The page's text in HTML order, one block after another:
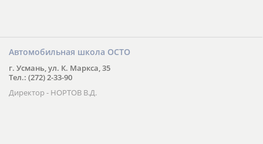
Автомобильная школа ОСТО
г. Усмань, ул. К. Маркса, 35
Тел.: (272) 2-33-90
Директор - НОРТОВ В.Д.